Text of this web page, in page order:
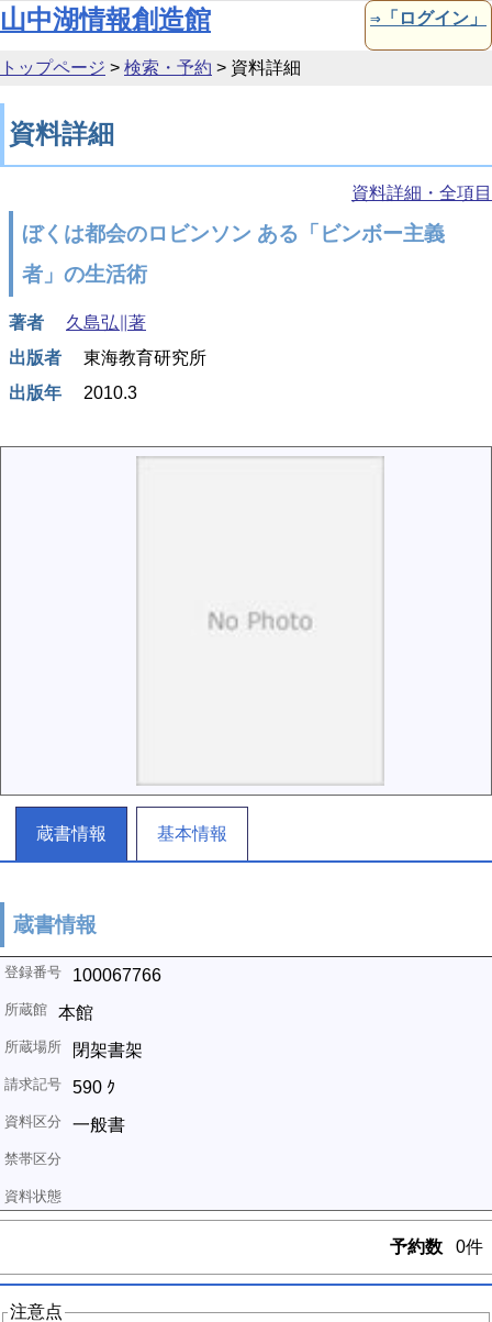
本文へ移動
山中湖情報創造館 ⇒「ログイン」
トップページ > 検索・予約 > 資料詳細
資料詳細
資料詳細・全項目
ぼくは都会のロビンソン ある「ビンボー主義
者」の生活術
著者
久島弘∥著
出版者
東海教育研究所
出版年
2010.3
蔵書情報 基本情報
蔵書情報
100067766
本館
閉架書架
590 ｸ
一般書
予約数 0件
注意点